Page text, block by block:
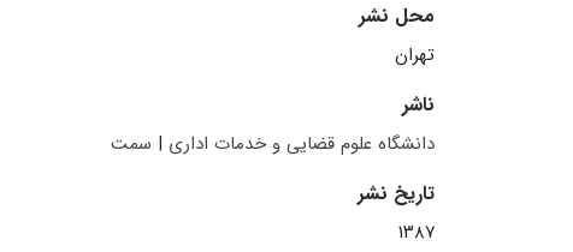
محل نشر
تهران
ناشر
دانشگاه علوم قضایی و خدمات اداری | سمت
تاریخ نشر
۱۳۸۷